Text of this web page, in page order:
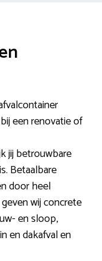
een renovatie of
jij betrouwbare
Betaalbare
door heel
wij concrete
en sloop,
en dakafval en